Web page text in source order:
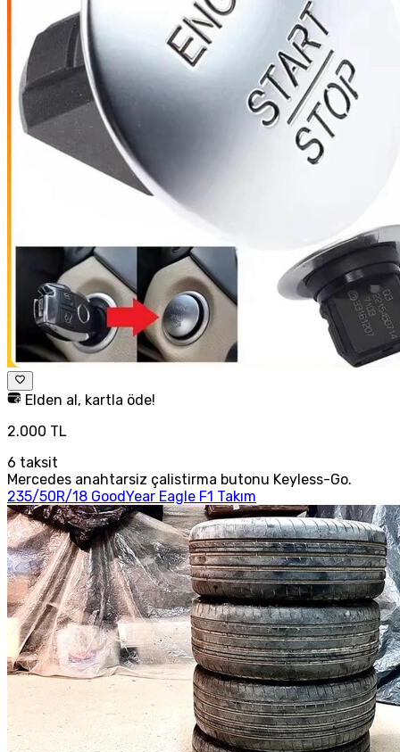
Elden al, kartla öde!
2.000 TL
6 taksit
Mercedes anahtarsiz çalistirma butonu Keyless-Go.
235/50R/18 GoodYear Eagle F1 Takım